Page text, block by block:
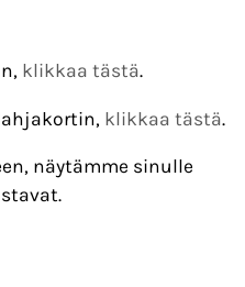
klikkaa tästä.
klikkaa tästä.
näytämme sinulle